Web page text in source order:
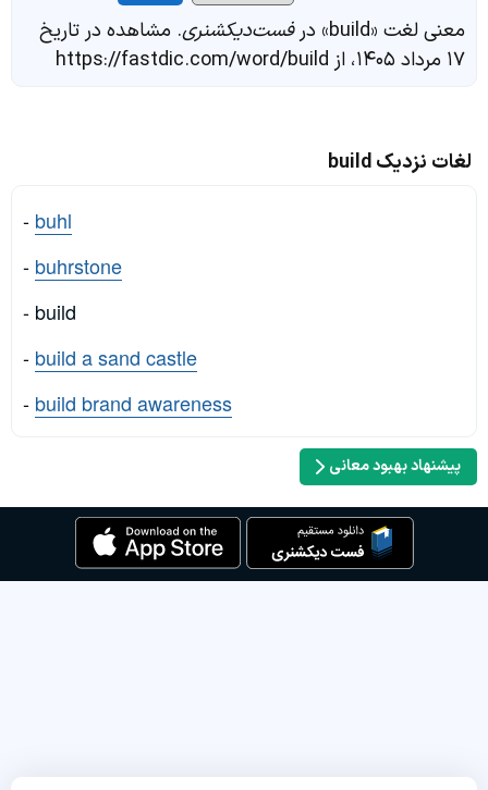
معنی لغت «build» در فست‌دیکشنری. مشاهده در تاریخ
۱۷ مرداد ۱۴۰۵، از https://fastdic.com/word/build
لغات نزدیک build
- buhl
- buhrstone
- build
- build a sand castle
- build brand awareness
پیشنهاد بهبود معانی